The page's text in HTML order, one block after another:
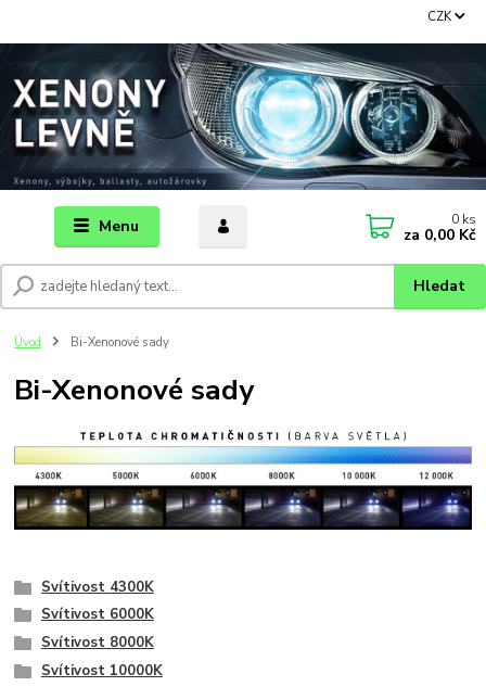
Menu
CZK
Hledat
0 ks
za 0,00 Kč
Úvod Bi-Xenonové sady
Bi-Xenonové sady
Svítivost 4300K
Svítivost 6000K
Svítivost 8000K
Svítivost 10000K